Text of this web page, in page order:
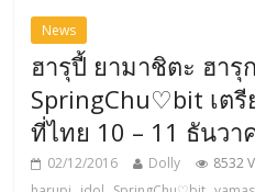
News
ฮารุปี้ ยามาชิตะ ฮารุ
SpringChu♡bit เตรี
ที่ไทย 10 – 11 ธันว
02/12/2016 Dolly 8532